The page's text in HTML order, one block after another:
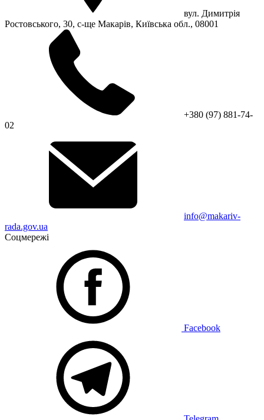
вул. Димитрія
Ростовського, 30, с-ще Макарів, Київська обл., 08001
+380 (97) 881-74-
02
info@makariv-
rada.gov.ua
Соцмережі
Facebook